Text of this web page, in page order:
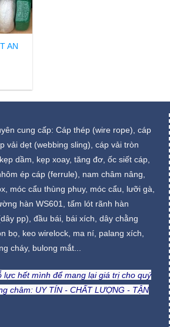
AN
cung cấp: Cáp thép (wire rope), cáp
vải dẹt (webbing sling), cáp vải tròn
dầm, kẹp xoay, tăng đơ, ốc siết cáp,
ép cáp (ferrule), nam châm nâng,
móc cẩu thùng phuy, móc cẩu, lưỡi gà,
hàn WS601, tấm lót rãnh hàn
pp), đầu bái, bái xích, dây chằng
bọ, keo wirelock, ma ní, palang xích,
cháy, bulong mắt...
lực hết mình để mang lại giá trị cho quý
châm: UY TÍN - CHẤT LƯỢNG - TẬN